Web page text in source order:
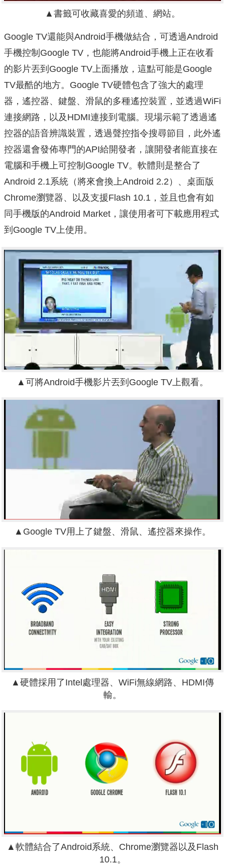
▲書籤可收藏喜愛的頻道、網站。
Google TV還能與Android手機做結合，可透過Android
手機控制Google TV，也能將Android手機上正在收看
的影片丟到Google TV上面播放，這點可能是Google
TV最酷的地方。Google TV硬體包含了強大的處理
器，遙控器、鍵盤、滑鼠的多種遙控裝置，並透過WiFi
連接網路，以及HDMI連接到電腦。現場示範了透過遙
控器的語音辨識裝置，透過聲控指令搜尋節目，此外遙
控器還會發佈專門的API給開發者，讓開發者能直接在
電腦和手機上可控制Google TV。軟體則是整合了
Android 2.1系統（將來會換上Android 2.2）、桌面版
Chrome瀏覽器、以及支援Flash 10.1，並且也會有如
同手機版的Android Market，讓使用者可下載應用程式
到Google TV上使用。
▲可將Android手機影片丟到Google TV上觀看。
▲Google TV用上了鍵盤、滑鼠、遙控器來操作。
▲硬體採用了Intel處理器、WiFi無線網路、HDMI傳
輸。
▲軟體結合了Android系統、Chrome瀏覽器以及Flash
10.1。